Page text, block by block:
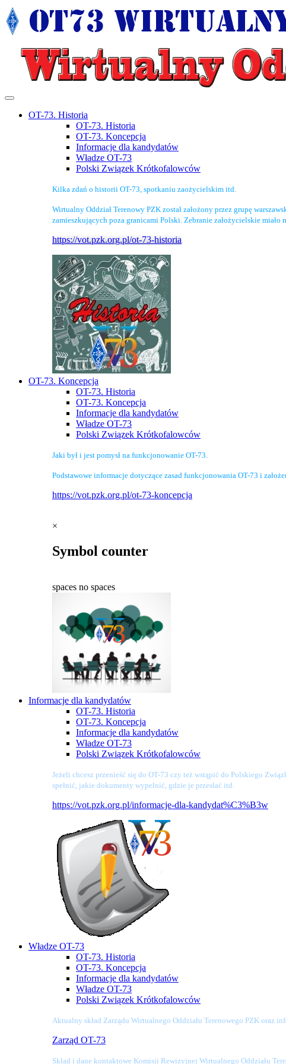
OT-73. Historia
OT-73. Historia
OT-73. Koncepcja
Informacje dla kandydatów
Władze OT-73
Polski Związek Krótkofalowców
Kilka zdań o historii OT-73, spotkaniu zaożycielskim itd.
Wirtualny Oddział Terenowy PZK został założony przez grupę
zamieszkujących poza granicami Polski. Zebranie założycielskie
https://vot.pzk.org.pl/ot-73-historia
OT-73. Koncepcja
OT-73. Historia
OT-73. Koncepcja
Informacje dla kandydatów
Władze OT-73
Polski Związek Krótkofalowców
Jaki był i jest pomysł na funkcjonowanie OT-73.
Podstawowe informacje dotyczące zasad funkcjonowania OT-73 i
https://vot.pzk.org.pl/ot-73-koncepcja
×
Symbol counter
spaces no spaces
Informacje dla kandydatów
OT-73. Historia
OT-73. Koncepcja
Informacje dla kandydatów
Władze OT-73
Polski Związek Krótkofalowców
Jeżeli chcesz przenieść się do OT-73 czy też wstąpić do Polskiego
spełnić, jakie dokumenty wypełnić, gdzie je przesłać itd.
https://vot.pzk.org.pl/informacje-dla-kandydat%C3%B3w
Władze OT-73
OT-73. Historia
OT-73. Koncepcja
Informacje dla kandydatów
Władze OT-73
Polski Związek Krótkofalowców
Aktualny skład Zarządu Wirtualnego Oddziału Terenowego PZK oraz
Zarząd OT-73
Skład i dane kontaktowe Komisji Rewizyjnej Wirtualnego Oddziału